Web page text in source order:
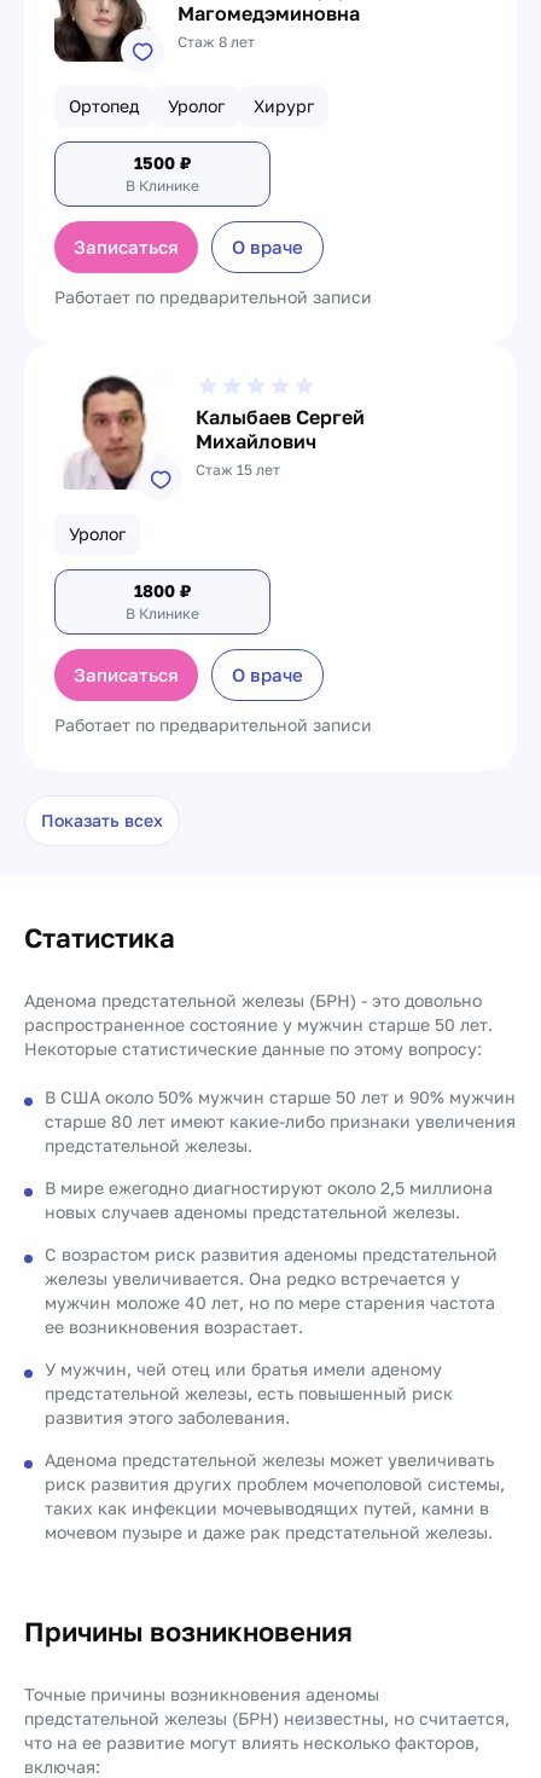
Магомедэминовна
Стаж 8 лет
Ортопед Уролог Хирург
1500 ₽
В Клинике
Записаться О враче
Работает по предварительной записи
Калыбаев Сергей
Михайлович
Стаж 15 лет
Уролог
1800 ₽
В Клинике
Записаться О враче
Работает по предварительной записи
Показать всех
Статистика
Аденома предстательной железы (БPH) - это довольно
распространенное состояние у мужчин старше 50 лет.
Некоторые статистические данные по этому вопросу:
В США около 50% мужчин старше 50 лет и 90% мужчин
старше 80 лет имеют какие-либо признаки увеличения
предстательной железы.
В мире ежегодно диагностируют около 2,5 миллиона
новых случаев аденомы предстательной железы.
С возрастом риск развития аденомы предстательной
железы увеличивается. Она редко встречается у
мужчин моложе 40 лет, но по мере старения частота
ее возникновения возрастает.
У мужчин, чей отец или братья имели аденому
предстательной железы, есть повышенный риск
развития этого заболевания.
Аденома предстательной железы может увеличивать
риск развития других проблем мочеполовой системы,
таких как инфекции мочевыводящих путей, камни в
мочевом пузыре и даже рак предстательной железы.
Причины возникновения
Точные причины возникновения аденомы
предстательной железы (БPH) неизвестны, но считается,
что на ее развитие могут влиять несколько факторов,
включая: